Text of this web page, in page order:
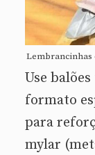
Lembrancinhas
Use
formato
para
mylar